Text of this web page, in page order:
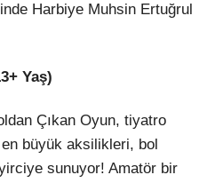
Harbiye Muhsin Ertuğrul
Yaş)
Çıkan Oyun, tiyatro
büyük aksilikleri, bol
sunuyor! Amatör bir